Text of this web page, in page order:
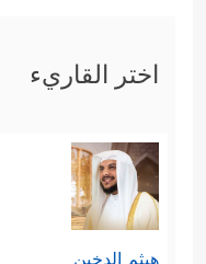
اختر القاريء
هيثم الدخين